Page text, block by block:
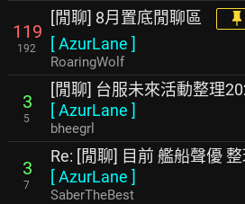
119
192
[閒聊] 8月置底閒聊區
[AzurLane ]
RoaringWolf
3
5
[閒聊] 台服未來活動整理
[AzurLane ]
bheegrl
3
7
Re: [閒聊] 目前 艦船聲優
[AzurLane ]
SaberTheBest